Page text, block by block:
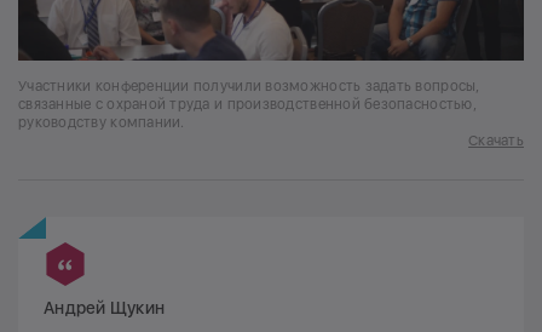
Участники конференции получили возможность задать вопросы,
связанные с охраной труда и производственной безопасностью,
руководству компании.
Скачать
Андрей Щукин